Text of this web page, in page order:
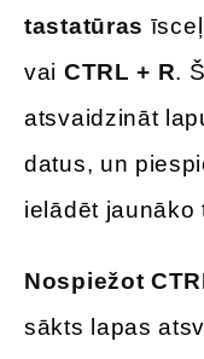
tastatūras
vai CTRL + R.
atsvaidzināt
datus, un
ielādēt jaunāko
Nospiežot
sākts lapas